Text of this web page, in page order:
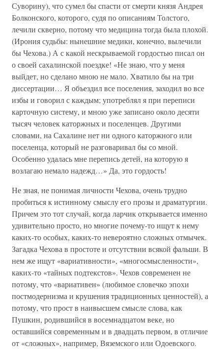
Суворину), что сумел бы спасти от смерти князя Андрея
Болконского, которого, судя по описаниям Толстого,
лечили скверно, потому что медицина тогда была плохой.
(Ирония судьбы: нынешние медики, конечно, вылечили
бы Чехова.) А с какой нескрываемой гордостью писал он
о своей сахалинской поездке! «Не знаю, что у меня
выйдет, но сделано мною не мало. Хватило бы на три
диссертации… Я объездил все поселения, заходил во все
избы и говорил с каждым; употреблял я при переписи
карточную систему, и мною уже записано около десяти
тысяч человек каторжных и поселенцев. Другими
словами, на Сахалине нет ни одного каторжного или
поселенца, который не разговаривал бы со мной.
Особенно удалась мне перепись детей, на которую я
возлагаю немало надежд…» Да, это гордость!
Не зная, не понимая личности Чехова, очень трудно
пробиться к истинному смыслу его прозы и драматургии.
Причем это тот случай, когда ларчик открывается именно
удивительно просто, но многие почему-то ищут к нему
каких-то особых, каких-то невероятно сложных отмычек.
Загадка Чехова в простоте и отсутствии всякой фальши. В
нем же ищут «вариативности», «многосмысленности»,
каких-то «тайных подтекстов». Чехов современен не
потому, что «вариативен» (любимое словечко эпохи
постмодернизма и крушения традиционных ценностей), а
потому, что прост в наивысшем смысле слова, как
Пушкин, родившийся в восемнадцатом веке, но
оставшийся современным и в двадцать первом, в отличие
от «сложных», например, Вяземского или Одоевского.